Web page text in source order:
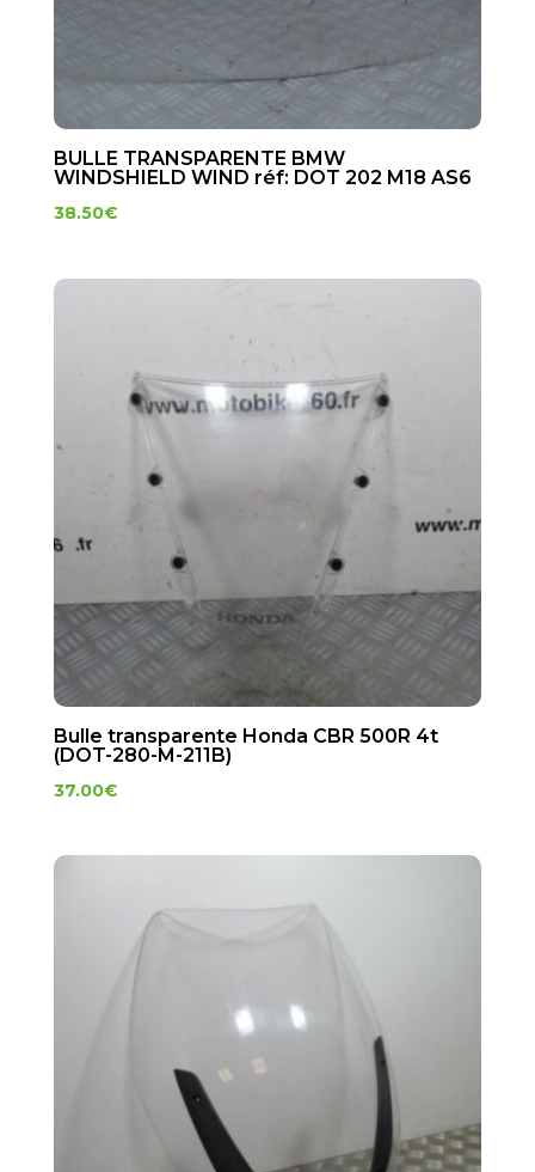
BULLE TRANSPARENTE BMW
WINDSHIELD WIND réf: DOT 202 M18 AS6
38.50€
Bulle transparente Honda CBR 500R 4t
(DOT-280-M-211B)
37.00€